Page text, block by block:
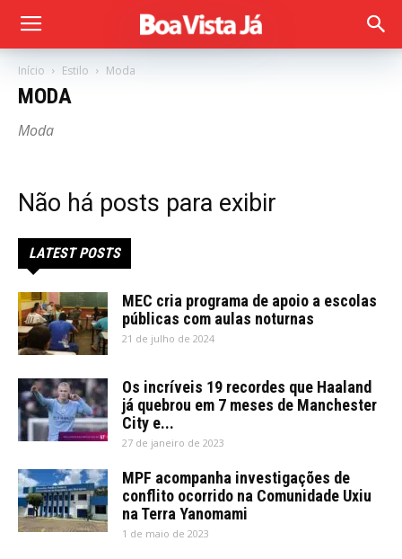
Início Estilo Moda
MODA
Moda
Não há posts para exibir
LATEST POSTS
MEC cria programa de apoio a escolas
públicas com aulas noturnas
21 de julho de 2024
Os incríveis 19 recordes que Haaland
já quebrou em 7 meses de Manchester
City e...
27 de janeiro de 2023
MPF acompanha investigações de
conflito ocorrido na Comunidade Uxiu
na Terra Yanomami
1 de maio de 2023